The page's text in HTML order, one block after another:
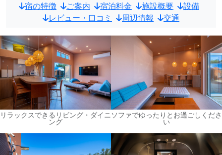
宿の特徴 ご案内 宿泊料金 施設概要
設備
レビュー・口コミ
周辺情報 交通
リラックスできるリビング・ダイニ
ング
ソファでゆったりとお過ごしくださ
い